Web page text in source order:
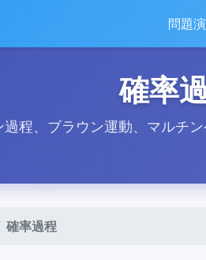
問題
確率
程、ブラウン運動、マルチ
確率過程